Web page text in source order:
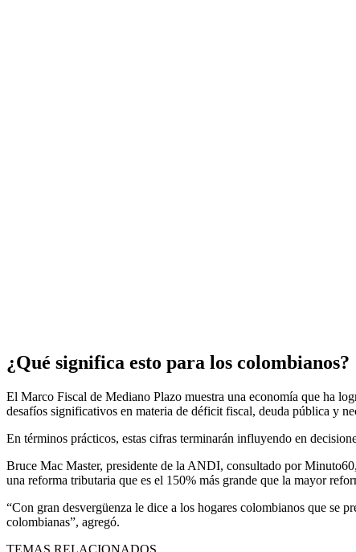
¿Qué significa esto para los colombianos?
El Marco Fiscal de Mediano Plazo muestra una economía que ha
desafíos significativos en materia de déficit fiscal, deuda pública y
En términos prácticos, estas cifras terminarán influyendo en
Bruce Mac Master, presidente de la ANDI, consultado por
una reforma tributaria que es el 150% más grande que la mayor
“Con gran desvergüenza le dice a los hogares colombianos que se
colombianas”, agregó.
TEMAS RELACIONADOS